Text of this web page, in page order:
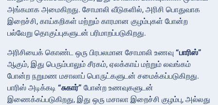
அங்கமாக அமைகிறது. சோமாலி வீடுகளில், அரிசி பொதுவாக
இறைச்சி, காய்கறிகள் மற்றும் காரமான குழம்புகள் போன்ற
பல்வேறு தொகுப்புகளுடன் பரிமாறப்படுகிறது.
அரிசியைக் கொண்ட ஒரு பிரபலமான சோமாலி உணவு “பாரிஸ்”
ஆகும், இது பெரும்பாலும் சீரகம், ஏலக்காய் மற்றும் லவங்கம்
போன்ற நறுமண மசாலாப் பொருட்களுடன் சமைக்கப்படுகிறது.
பாரிஸ் அடிக்கடி “சுகார்” போன்ற உணவுகளுடன்
இணைக்கப்படுகிறது, இது ஒரு மசாலா இறைச்சி குழம்பு, அல்லது